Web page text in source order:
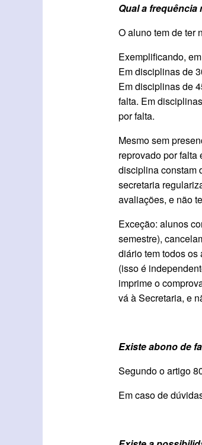
Qual a
O aluno tem de ter
Exemplificando,
Em disciplinas de
Em disciplinas de
falta. Em
por falta.
Mesmo sem
reprovado por
disciplina constam
secretaria
avaliações, e não
Exceção: alunos
semestre),
diário tem todos
(isso é
imprime o
vá à Secretaria, e
Existe abono de
Segundo o artigo
Em caso de